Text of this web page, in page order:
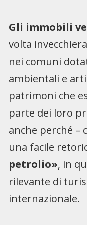
Gli immobili
volta
nei comuni
ambientali e
patrimoni che
parte dei loro
anche perché –
una facile
petrolio», in
rilevante di
internazionale.